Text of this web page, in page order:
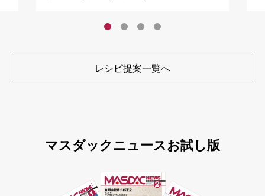
レシピ提案一覧へ
マスダックニュースお試し版